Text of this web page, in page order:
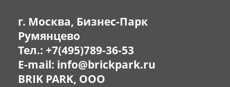
г. Москва, Бизнес-Парк
Румянцево
Тел.: +7(495)789-36-53
E-mail: info@brickpark.ru
BRIK PARK, OOO